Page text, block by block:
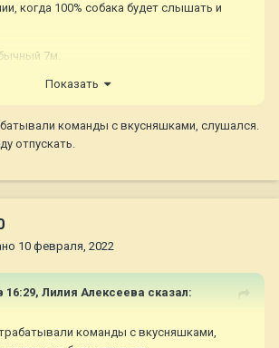
когда 100% собака будет слышать и
7м.
(в 8лет) тренеровала на обычной
если, что-то идёт е так .
Показать
команды с вкусняшками, слушался.
отпускать.
10 февраля, 2022
16:29, Лилия Алексеева сказал:
команды с вкусняшками,